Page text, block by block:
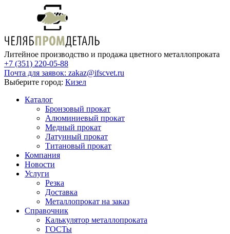
Литейное производство и продажа цветного металлопроката
+7 (351) 220-05-88
Почта для заявок: zakaz@ifscvet.ru
Выберите город: Кизел
Каталог
Бронзовый прокат
Алюминиевый прокат
Медный прокат
Латунный прокат
Титановый прокат
Компания
Новости
Услуги
Резка
Доставка
Металлопрокат на заказ
Справочник
Калькулятор металлопроката
ГОСТы